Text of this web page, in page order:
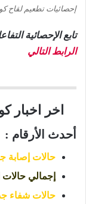
إحصائيات تطعيم لقاح كورونا
تابع الإحصائية
الرابط التالي
اخر اخبار
أحدث الأرقام :
حالات إصابة
إجمالي حالات
حالات شفاء